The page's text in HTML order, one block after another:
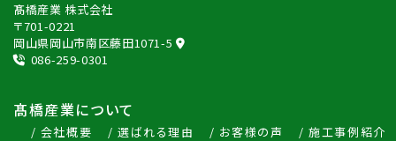
髙橋産業 株式会社
〒701-0221
岡山県岡山市南区藤田1071-5
086-259-0301
髙橋産業について
会社概要 選ばれる理由 お客様の声
施工事例紹介